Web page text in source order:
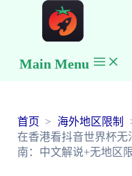
Main Menu
首页
海外地区限制
在香港看抖音世界杯
南：中文解说+无地区